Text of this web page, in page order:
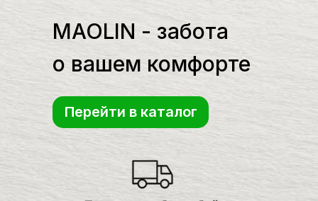
MAOLIN - забота
о вашем комфорте
Перейти в каталог